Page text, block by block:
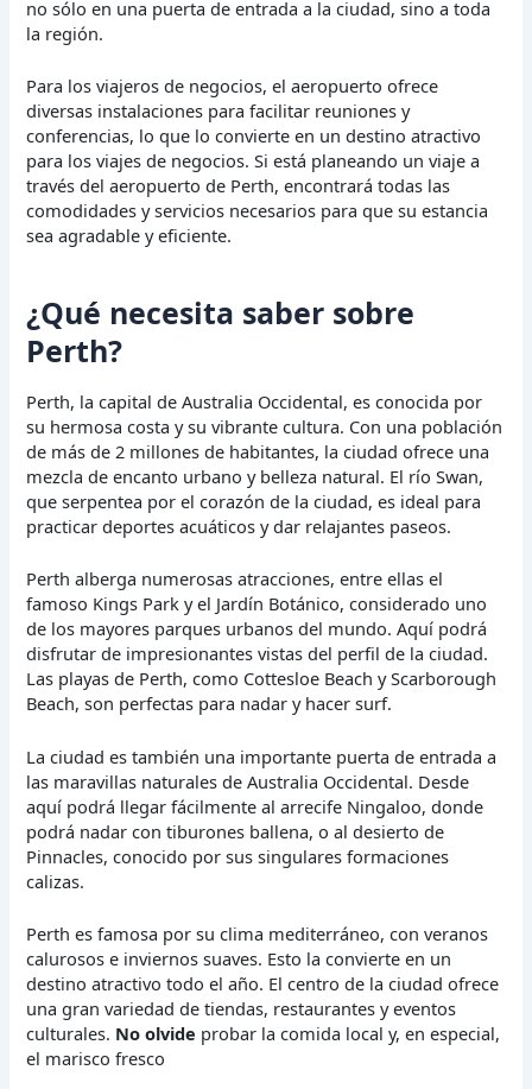
no sólo en una puerta de entrada a la ciudad, sino a toda
la región.
Para los viajeros de negocios, el aeropuerto ofrece
diversas instalaciones para facilitar reuniones y
conferencias, lo que lo convierte en un destino atractivo
para los viajes de negocios. Si está planeando un viaje a
través del aeropuerto de Perth, encontrará todas las
comodidades y servicios necesarios para que su estancia
sea agradable y eficiente.
¿Qué necesita saber sobre
Perth?
Perth, la capital de Australia Occidental, es conocida por
su hermosa costa y su vibrante cultura. Con una población
de más de 2 millones de habitantes, la ciudad ofrece una
mezcla de encanto urbano y belleza natural. El río Swan,
que serpentea por el corazón de la ciudad, es ideal para
practicar deportes acuáticos y dar relajantes paseos.
Perth alberga numerosas atracciones, entre ellas el
famoso Kings Park y el Jardín Botánico, considerado uno
de los mayores parques urbanos del mundo. Aquí podrá
disfrutar de impresionantes vistas del perfil de la ciudad.
Las playas de Perth, como Cottesloe Beach y Scarborough
Beach, son perfectas para nadar y hacer surf.
La ciudad es también una importante puerta de entrada a
las maravillas naturales de Australia Occidental. Desde
aquí podrá llegar fácilmente al arrecife Ningaloo, donde
podrá nadar con tiburones ballena, o al desierto de
Pinnacles, conocido por sus singulares formaciones
calizas.
Perth es famosa por su clima mediterráneo, con veranos
calurosos e inviernos suaves. Esto la convierte en un
destino atractivo todo el año. El centro de la ciudad ofrece
una gran variedad de tiendas, restaurantes y eventos
culturales. No olvide probar la comida local y, en especial,
el marisco fresco